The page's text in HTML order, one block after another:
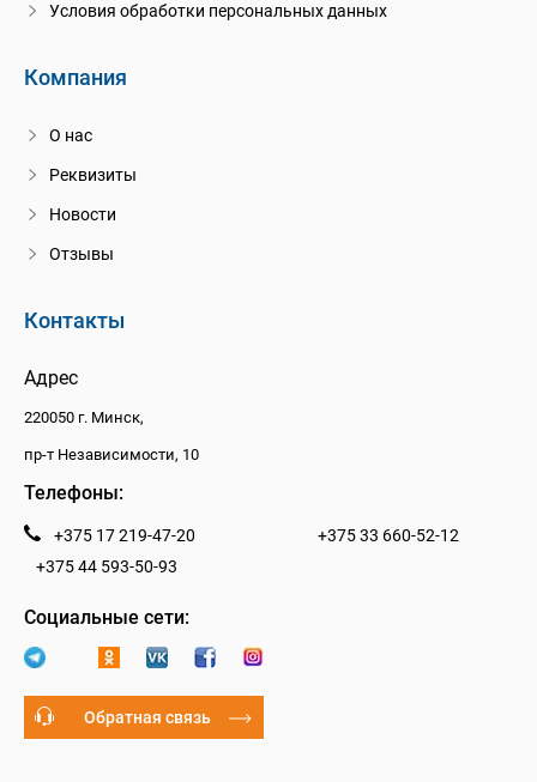
Условия обработки персональных данных
Компания
О нас
Реквизиты
Новости
Отзывы
Контакты
Адрес
220050 г. Минск,
пр-т Независимости, 10
Телефоны:
+375 17 219-47-20
+375 33 660-52-12
+375 44 593-50-93
Социальные сети:
Обратная связь